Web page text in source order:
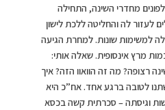
מחדרי השינה, התחילה
לעזור לה והחליטה ללכת לישון
למשימות שונות. למחרת הגיעה
מרץ אינסופית. שאלה אותי:
רצופה? מה זה הוואוו הזה? איך
לטובה ברגע אחד. אח”כ היא
וגיסתה – סכרתית קשה בכסא